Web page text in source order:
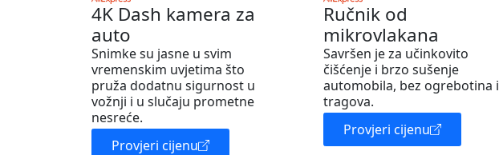
4K Dash kamera za
auto
Snimke su jasne u svim
vremenskim uvjetima što
pruža dodatnu sigurnost u
vožnji i u slučaju prometne
nesreće.
Provjeri cijenu
Ručnik od
mikrovlakana
Savršen je za učinkovito
čišćenje i brzo sušenje
automobila, bez ogrebotina i
tragova.
Provjeri cijenu